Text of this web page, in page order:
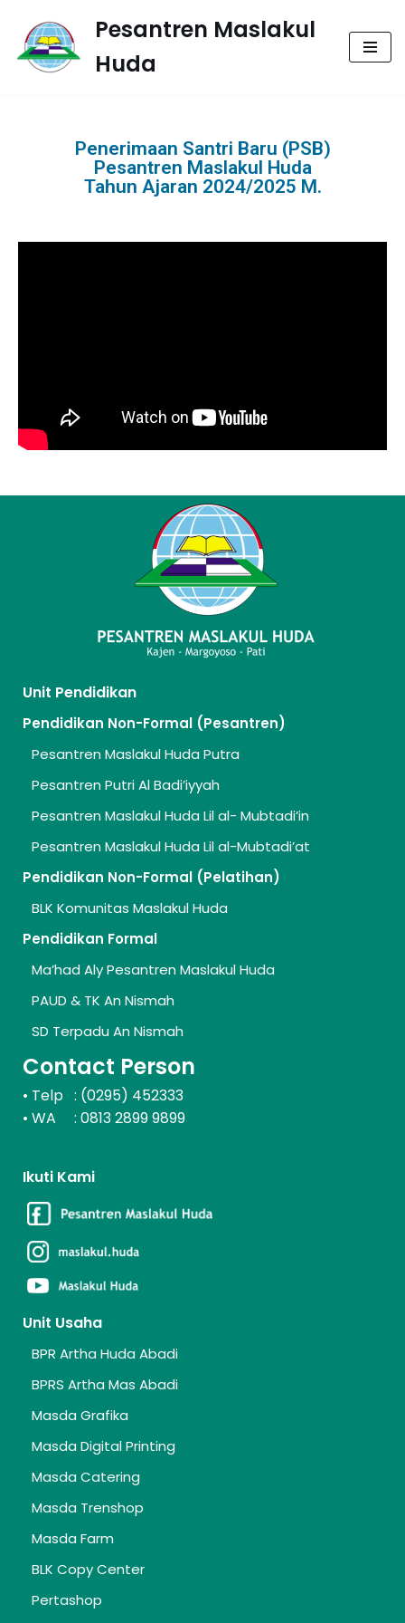
Lompat
Pesantren Maslakul
Huda
Penerimaan Santri Baru (PSB)
Pesantren Maslakul Huda
Tahun Ajaran 2024/2025 M.
Unit Pendidikan
Pendidikan Non-Formal (Pesantren)
Pesantren Maslakul Huda Putra
Pesantren Putri Al Badi’iyyah
Pesantren Maslakul Huda Lil al- Mubtadi’in
Pesantren Maslakul Huda Lil al-Mubtadi’at
Pendidikan Non-Formal (Pelatihan)
BLK Komunitas Maslakul Huda
Pendidikan Formal
Ma’had Aly Pesantren Maslakul Huda
PAUD & TK An Nismah
SD Terpadu An Nismah
Contact Person
• Telp : (0295) 452333
• WA : 0813 2899 9899
Ikuti Kami
Unit Usaha
BPR Artha Huda Abadi
BPRS Artha Mas Abadi
Masda Grafika
Masda Digital Printing
Masda Catering
Masda Trenshop
Masda Farm
BLK Copy Center
Pertashop